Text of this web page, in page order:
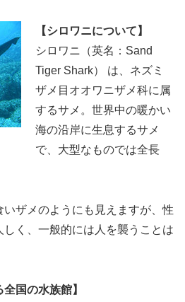
【シロワニについて】
シロワニ（英名：Sand
Tiger Shark） は、ネズミ
ザメ目オオワニザメ科に属
するサメ。世界中の暖かい
海の沿岸に生息するサメ
で、大型なものでは全長
いザメのようにも見えますが、性
く、一般的には人を襲うことは
国の水族館】